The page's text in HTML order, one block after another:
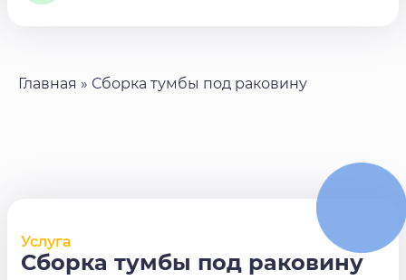
Главная » Сборка тумбы под раковину
Услуга
Сборка тумбы под раковину